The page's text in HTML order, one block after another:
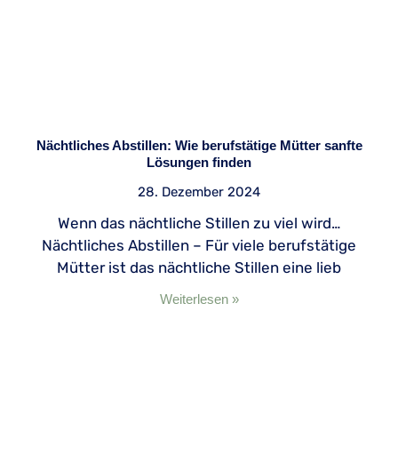
Nächtliches Abstillen: Wie berufstätige Mütter sanfte
Lösungen finden
28. Dezember 2024
Wenn das nächtliche Stillen zu viel wird…
Nächtliches Abstillen – Für viele berufstätige
Mütter ist das nächtliche Stillen eine lieb
Weiterlesen »